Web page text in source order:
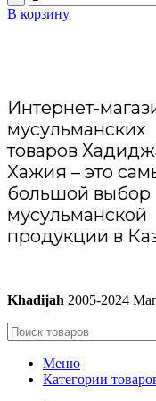
В корзину
Интернет-
мусульманских
товаров
Хажия – это
большой выбор
мусульманской
продукции в
Khadijah 2005-2024
Меню
Категории